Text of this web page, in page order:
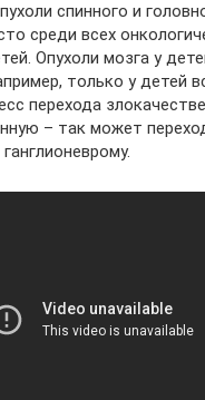
спинного и
среди всех
Опухоли мозга у
только у детей
перехода
– так может